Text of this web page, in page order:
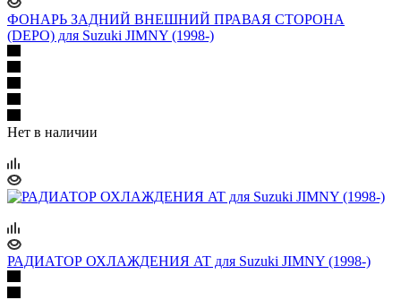
ФОНАРЬ ЗАДНИЙ ВНЕШНИЙ ПРАВАЯ СТОРОНА
(DEPO) для Suzuki JIMNY (1998-)
Нет в наличии
РАДИАТОР ОХЛАЖДЕНИЯ AT для Suzuki JIMNY (1998-)